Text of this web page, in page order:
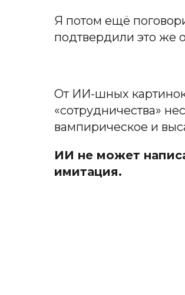
Я потом ещё
подтвердили это же
От ИИ-шных картинок
«сотрудничества»
вампирическое и
ИИ не может
имитация.